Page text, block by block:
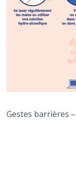
Gestes barrières